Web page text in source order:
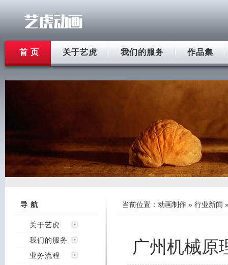
首 页 关于艺虎 我们的服务 作品集
导 航
关于艺虎
我们的服务
业务流程
当前位置： 动画制作 » 行业新闻
广州机械原